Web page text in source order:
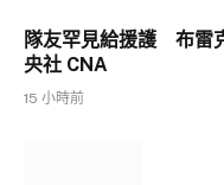
隊友罕見給援護 布雷
央社 CNA
15 小時前